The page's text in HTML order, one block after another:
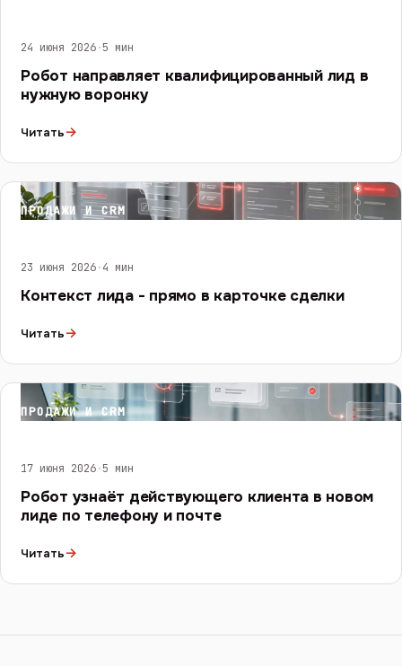
24 июня 2026·5 мин
Робот направляет квалифицированный лид в
нужную воронку
Читать→
ПРОДАЖИ И CRM
23 июня 2026·4 мин
Контекст лида - прямо в карточке сделки
Читать→
ПРОДАЖИ И CRM
17 июня 2026·5 мин
Робот узнаёт действующего клиента в новом
лиде по телефону и почте
Читать→